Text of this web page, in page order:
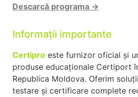
Descarcă programa →
Informații importante
Certipro este furnizor oficial și
produse educaționale Certiport
Republica Moldova. Oferim
testare și certificare complete